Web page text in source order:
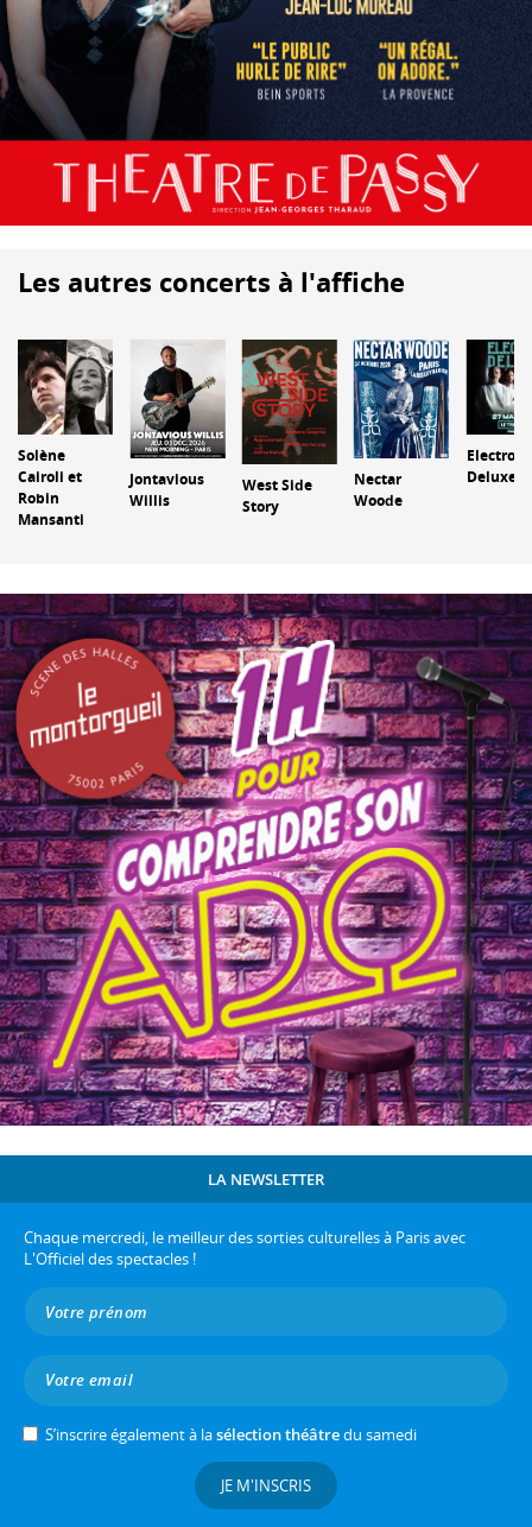
Les autres concerts à l'affiche
Solène
Cairoli et
Robin
Mansanti
Jontavious
Willis
West Side
Story
Nectar
Woode
Electro
Deluxe
LA NEWSLETTER
Chaque mercredi, le meilleur des sorties culturelles à Paris avec
L'Officiel des spectacles !
S’inscrire également à lasélection théâtredu samedi
JE M'INSCRIS